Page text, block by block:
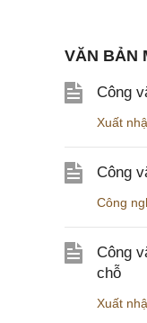
VĂN BẢN
Công
Xuất
Công
Công
Công
chỗ
Xuất